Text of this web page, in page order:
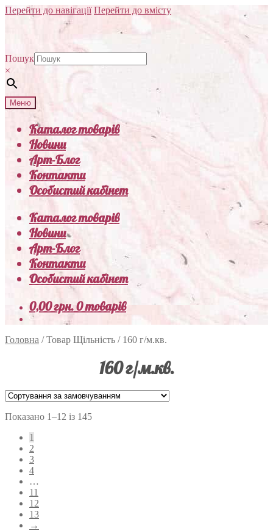
Перейти до навігації Перейти до вмісту
Пошук
×
Меню
Каталог товарів
Новини
Арт-Блог
Контакти
Особистий кабінет
Каталог товарів
Новини
Арт-Блог
Контакти
Особистий кабінет
0,00грн.0 товарів
Головна /Товар Щільність / 160 г/м.кв.
160 г/м.кв.
Показано 1–12 із 145
1
2
3
4
…
11
12
13
→